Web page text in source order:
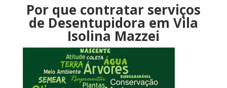
Por que contratar serviços
de Desentupidora em Vila
Isolina Mazzei